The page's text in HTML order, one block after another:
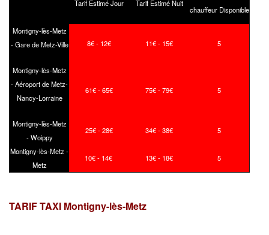
Tarif Estimé Jour
Tarif Estimé Nuit
chauffeur Disponible
Montigny-lès-Metz
- Gare de Metz-Ville
8€ - 12€ 11€ - 15€ 5
Montigny-lès-Metz
- Aéroport de Metz-
Nancy-Lorraine
61€ - 65€ 75€ - 79€ 5
Montigny-lès-Metz
- Woippy
25€ - 28€ 34€ - 38€ 5
Montigny-lès-Metz -
Metz
10€ - 14€ 13€ - 18€ 5
TARIF TAXI Montigny-lès-Metz